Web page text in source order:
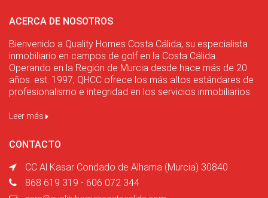
ACERCA DE NOSOTROS
Bienvenido a Quality Homes Costa Cálida, su especialista
inmobiliario en campos de golf en la Costa Cálida.
Operando en la Región de Murcia desde hace más de 20
años. est. 1997, QHCC ofrece los más altos estándares de
profesionalismo e integridad en los servicios inmobiliarios.
Leer más
CONTACTO
CC Al Kasar Condado de Alhama (Murcia) 30840
868 619 319 - 606 072 344